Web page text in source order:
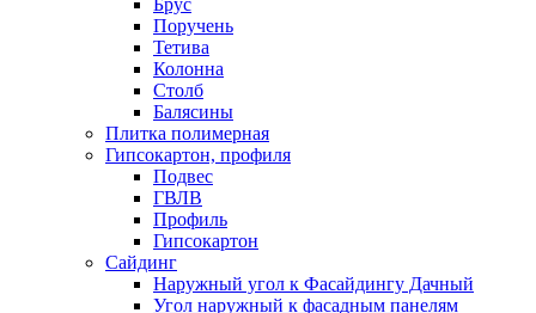
Брус
Поручень
Тетива
Колонна
Столб
Балясины
Плитка полимерная
Гипсокартон, профиля
Подвес
ГВЛВ
Профиль
Гипсокартон
Сайдинг
Наружный угол к Фасайдингу Дачный
Угол наружный к фасадным панелям